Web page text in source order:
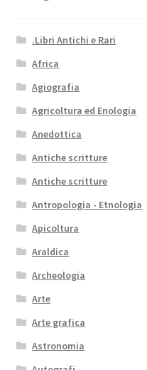
.Libri Antichi e Rari
Africa
Agiografia
Agricoltura ed Enologia
Anedottica
Antiche scritture
Antiche scritture
Antropologia - Etnologia
Apicoltura
Araldica
Archeologia
Arte
Arte grafica
Astronomia